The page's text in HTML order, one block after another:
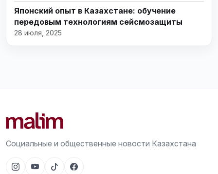
Японский опыт в Казахстане: обучение
передовым технологиям сейсмозащиты
28 июля, 2025
Социальные и общественные новости Казахстана